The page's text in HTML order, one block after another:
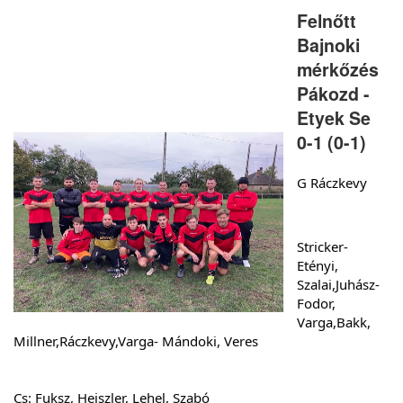
Felnőtt
Bajnoki
mérkőzés
Pákozd -
Etyek Se
0-1 (0-1)
G Ráczkevy
Stricker-
Etényi,
Szalai,Juhász-
Fodor,
Varga,Bakk,
Millner,Ráczkevy,Varga- Mándoki, Veres
Cs: Fuksz, Heiszler, Lehel, Szabó